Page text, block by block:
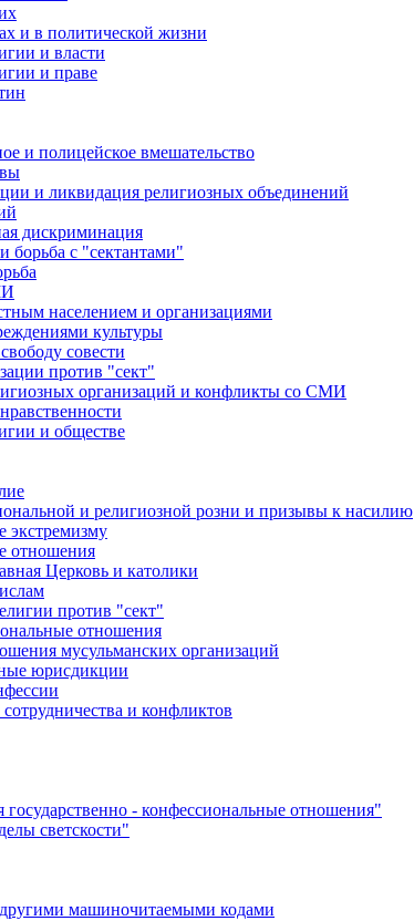
и в политической жизни
и власти
и праве
и полицейское вмешательство
и ликвидация религиозных объединений
дискриминация
борьба с "сектантами"
населением и организациями
культуры
совести
против "сект"
организаций и конфликты со СМИ
и обществе
и религиозной розни и призывы к насилию
экстремизму
отношения
Церковь и католики
против "сект"
отношения
мусульманских организаций
юрисдикции
и конфликтов
- конфессиональные отношения"
светскости"
машиночитаемыми кодами